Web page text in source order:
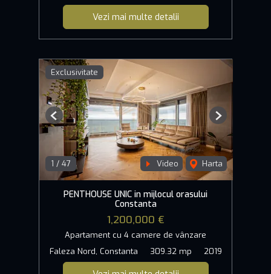
Vezi mai multe detalii
Exclusivitate
1 / 47 Video Harta
Previous Next
PENTHOUSE UNIC in mijlocul orasului
Constanta
1,200,000 €
Apartament cu 4 camere de vânzare
Faleza Nord, Constanta
309.32 mp 2019